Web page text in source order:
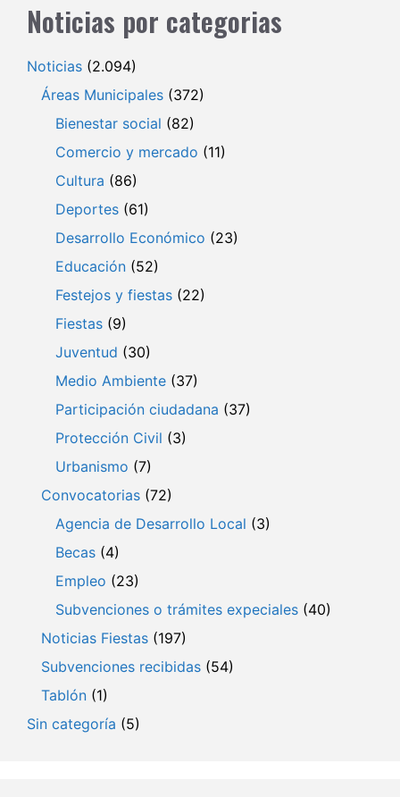
Noticias por categorias
Noticias (2.094)
Áreas Municipales (372)
Bienestar social (82)
Comercio y mercado (11)
Cultura (86)
Deportes (61)
Desarrollo Económico (23)
Educación (52)
Festejos y fiestas (22)
Fiestas (9)
Juventud (30)
Medio Ambiente (37)
Participación ciudadana (37)
Protección Civil (3)
Urbanismo (7)
Convocatorias (72)
Agencia de Desarrollo Local (3)
Becas (4)
Empleo (23)
Subvenciones o trámites expeciales (40)
Noticias Fiestas (197)
Subvenciones recibidas (54)
Tablón (1)
Sin categoría (5)